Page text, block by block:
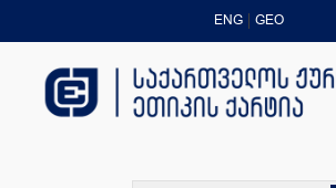
ENG GEO